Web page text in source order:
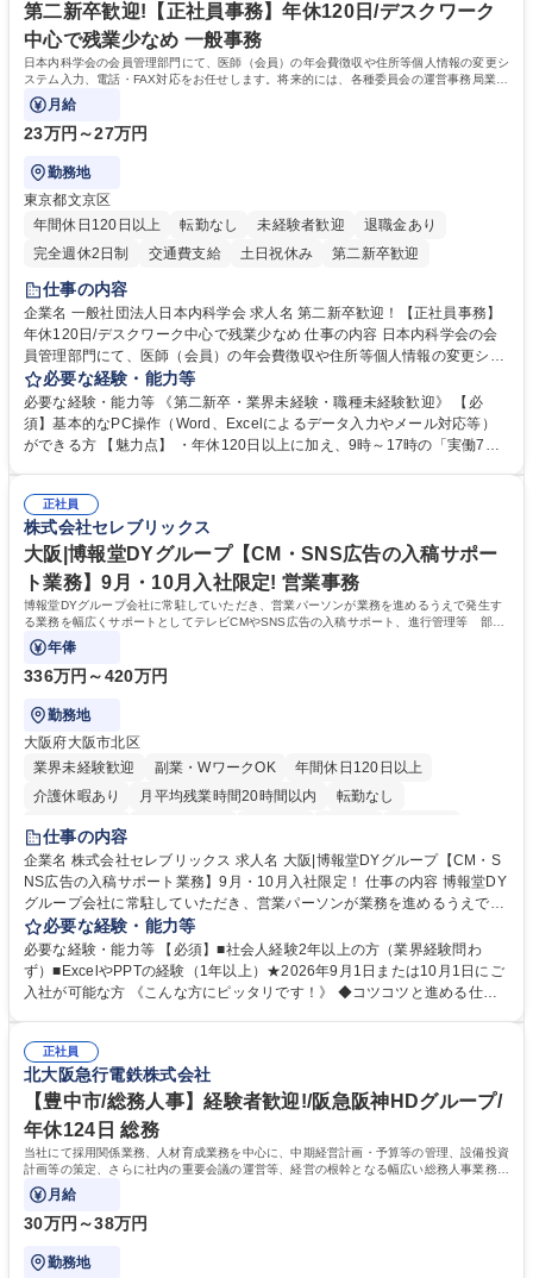
学歴・資格 学歴：大学院 大学 高専 短大 専修学校 高校 語学力： 資格：第
一種運転免許普通自動車
第二新卒歓迎!【正社員事務】年休120日/デスクワーク
中心で残業少なめ 一般事務
日本内科学会の会員管理部門にて、医師（会員）の年会費徴収や住所等個人情報の変更シ
ステム入力、電話・FAX対応をお任せします。将来的には、各種委員会の運営事務局業務
などにも幅広く携わっていただきます。
月給
23万円～27万円
勤務地
東京都文京区
年間休日120日以上
転勤なし 未経験者歓迎
退職金あり
完全週休2日制
交通費支給 土日祝休み 第二新卒歓迎
仕事の内容
企業名 一般社団法人日本内科学会 求人名 第二新卒歓迎！【正社員事務】
年休120日/デスクワーク中心で残業少なめ 仕事の内容 日本内科学会の会
員管理部門にて、医師（会員）の年会費徴収や住所等個人情報の変更シス
テム入力、電話・FAX対応をお任せします。将来的には、各種委員会の運
営事務局業務などにも幅広く携わっていただきます。 【会員管理・データ
入力業務】 ・医師（会員）の住所変更、個人情報のシステム登録・更新
・年会費の徴収管理や入金データの照合確認 【問い合わせ対応】 ・会員
年休120日/デスクワーク中心で残業少なめ
必要な経験・能力等
必要な経験・能力等 《第二新卒・業界未経験・職種未経験歓迎》 【必
須】基本的なPC操作（Word、Excelによるデータ入力やメール対応等）
ができる方 【魅力点】 ・年休120日以上に加え、9時～17時の「実働7時
整、資料作成、当日の運営サポート 学歴・資格 学歴：大学院 大学 語学
力： 資格：
正社員
株式会社セレブリックス
大阪|博報堂DYグループ【CM・SNS広告の入稿サポー
ト業務】9月・10月入社限定! 営業事務
博報堂DYグループ会社に常駐していただき、営業パーソンが業務を進めるうえで発生す
る業務を幅広くサポートとしてテレビCMやSNS広告の入稿サポート、進行管理等 部内
アシスタントとしての業務をお任せします。
年俸
336万円～420万円
勤務地
大阪府大阪市北区
業界未経験歓迎
副業・WワークOK
年間休日120日以上
介護休暇あり
月平均残業時間20時間以内
転勤なし
未経験者歓迎
完全週休2日制
交通費支給 駅近5分以内
仕事の内容
企業名 株式会社セレブリックス 求人名 大阪|博報堂DYグループ【CM・S
NS広告の入稿サポート業務】9月・10月入社限定！ 仕事の内容 博報堂DY
グループ会社に常駐していただき、営業パーソンが業務を進めるうえで発
生する業務を幅広くサポートとしてテレビCMやSNS広告の入稿サポー
ト、進行管理等 部内アシスタントとしての業務をお任せします。 ◆得意
先との定例資料作成 ◆競合調査 ◆広告出稿の進行管理、確認 ◆広告出稿
後のデータ抽出と効果測定、資料作成 ◆TVCM放送枠の情報管理、不備確
ール対応 ◆常駐先に向けた事業拡大の提案 など 募集職種 大阪|博報堂DY
グループ【CM・SNS広告の入稿サポート業務】9月・10月入社限定！
必要な経験・能力等
必要な経験・能力等 【必須】■社会人経験2年以上の方（業界経験問わ
ず）■ExcelやPPTの経験（1年以上）★2026年9月1日または10月1日にご
入社が可能な方 《こんな方にピッタリです！》 ◆コツコツと進める仕事
ャリア・スキルUPを目指したい方 学歴・資格 学歴：大学院 大学 高専 短
大 専修学校 高校 語学力： 資格：
正社員
北大阪急行電鉄株式会社
【豊中市/総務人事】経験者歓迎!/阪急阪神HDグループ/
年休124日 総務
当社にて採用関係業務、人材育成業務を中心に、中期経営計画・予算等の管理、設備投資
計画等の策定、さらに社内の重要会議の運営等、経営の根幹となる幅広い総務人事業務全
般を担当していただきます。
月給
30万円～38万円
勤務地